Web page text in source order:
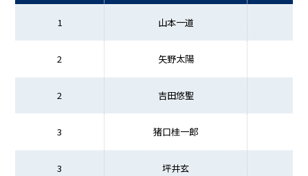
1 山本一道
2 矢野太陽
2 吉田悠聖
3 猪口桂一郎
3 坪井玄